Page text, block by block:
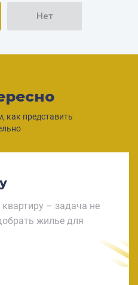
Нет
как представить
– задача не
жилье для